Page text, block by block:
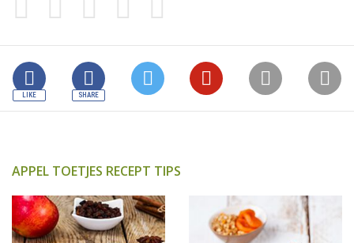
APPEL TOETJES RECEPT TIPS